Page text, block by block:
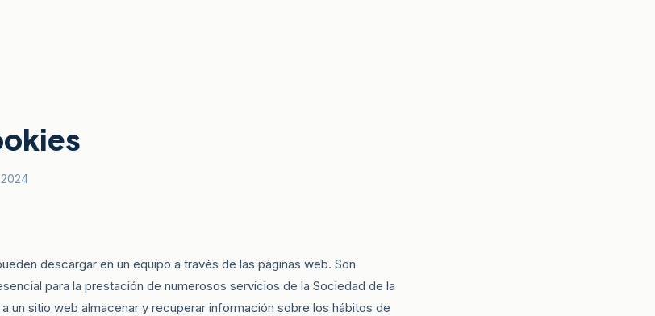
descargar en un equipo a través de las páginas web. Son
para la prestación de numerosos servicios de la Sociedad de la
un sitio web almacenar y recuperar información sobre los hábitos de